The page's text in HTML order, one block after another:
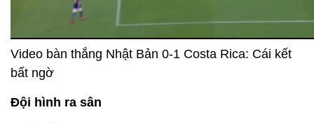
Video bàn thắng Nhật Bản 0-1 Costa Rica: Cái kết
bất ngờ
Đội hình ra sân